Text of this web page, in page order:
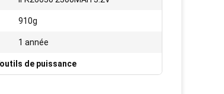
910g
1 année
de puissance